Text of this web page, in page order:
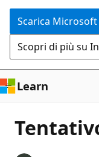
Scarica Microsoft
Scopri di più su
Learn